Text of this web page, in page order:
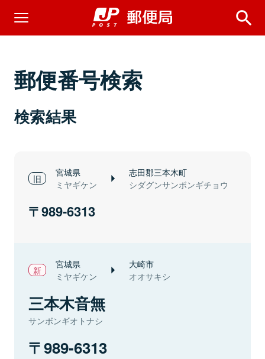
郵便番号検索
検索結果
宮城県
ミヤギケン
志田郡三本木町
シダグンサンボンギチョウ
989-6313
宮城県
ミヤギケン
大崎市
オオサキシ
三本木音無
サンボンギオトナシ
989-6313